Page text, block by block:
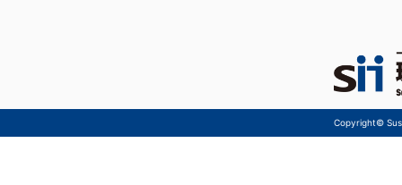
Copyright©